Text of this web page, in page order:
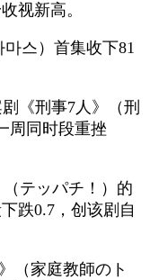
视新高。
스）首集收下81
《刑事7人》（刑
周同时段重挫
テッパチ！）的
跌0.7，创该剧自
（家庭教師のト